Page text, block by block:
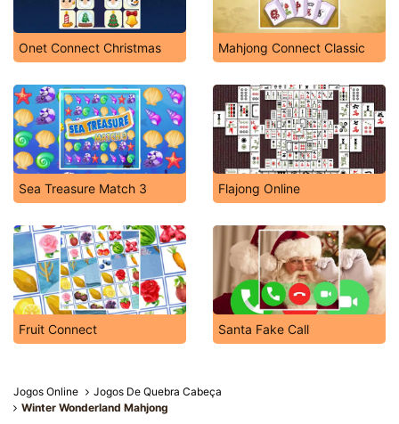
Onet Connect Christmas Mahjong Connect Classic
Sea Treasure Match 3 Flajong Online
Fruit Connect Santa Fake Call
Jogos Online
Jogos De Quebra Cabeça
Winter Wonderland Mahjong